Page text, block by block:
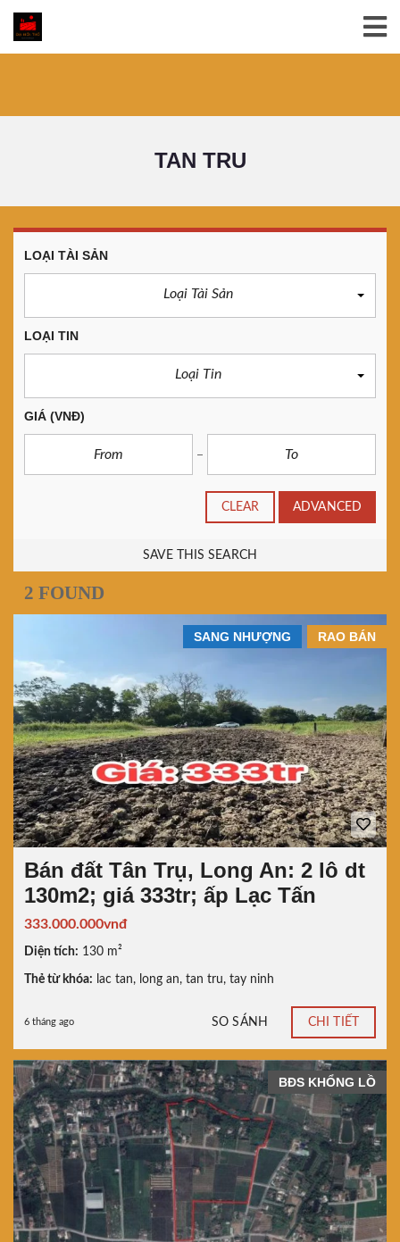
TAN TRU
LOẠI TÀI SẢN
Loại Tài Sản
LOẠI TIN
Loại Tin
GIÁ (VNĐ)
CLEAR ADVANCED
SAVE THIS SEARCH
2 FOUND
RAO BÁN
SANG NHƯỢNG
Bán đất Tân Trụ, Long An: 2 lô dt
130m2; giá 333tr; ấp Lạc Tấn
333.000.000vnđ
Diện tích: 130 m²
Thẻ từ khóa: lac tan, long an, tan tru, tay ninh
6 tháng ago SO SÁNH CHI TIẾT
BĐS KHỔNG LỒ